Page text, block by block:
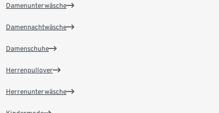
Damenunterwäsche
Damennachtwäsche
Damenschuhe
Herrenpullover
Herrenunterwäsche